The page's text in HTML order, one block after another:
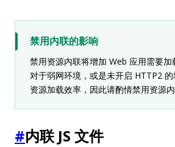
禁用内联的影响
禁用资源内联将增加 Web 应用需要
对于弱网环境，或是未开启 HTTP2
资源加载效率，因此请酌情禁用资源内
#内联 JS 文件